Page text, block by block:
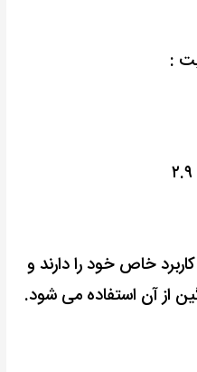
:
خاص خود را دارند و
از آن استفاده می شود.